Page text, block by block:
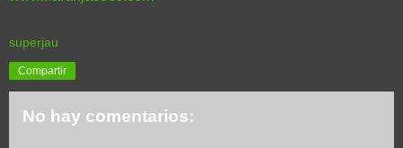
superjau
Compartir
No hay comentarios: